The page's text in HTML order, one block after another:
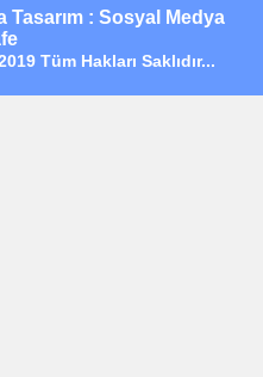
: Sosyal Medya
Tüm Hakları Saklıdır...